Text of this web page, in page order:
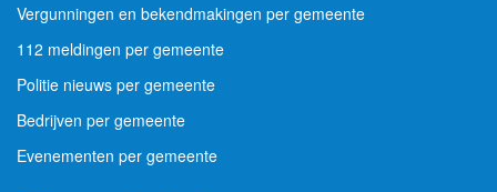
Vergunningen en bekendmakingen per gemeente
112 meldingen per gemeente
Politie nieuws per gemeente
Bedrijven per gemeente
Evenementen per gemeente